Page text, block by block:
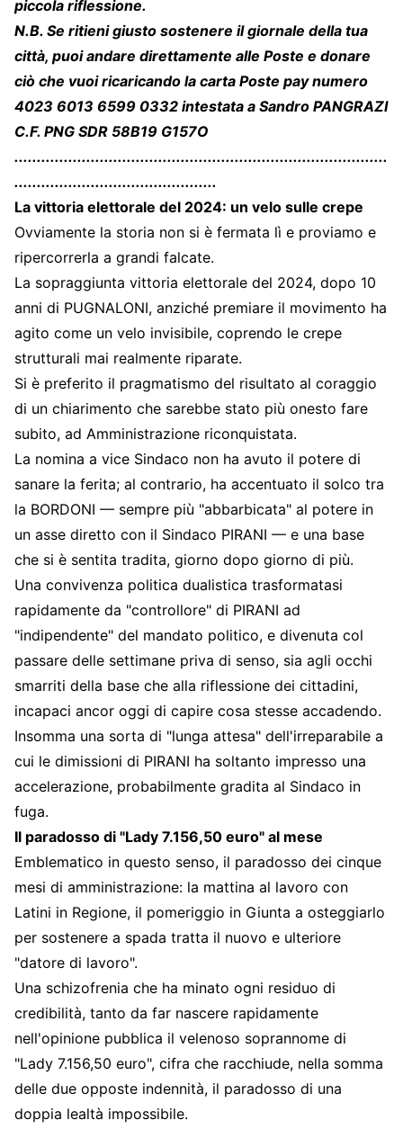
piccola riflessione.
N.B. Se ritieni giusto sostenere il giornale della tua
città, puoi andare direttamente alle Poste e donare
ciò che vuoi ricaricando la carta Poste pay numero
4023 6013 6599 0332 intestata a Sandro PANGRAZI
C.F. PNG SDR 58B19 G157O
...................................................................................
.............................................
La vittoria elettorale del 2024: un velo sulle crepe
Ovviamente la storia non si è fermata lì e proviamo e
ripercorrerla a grandi falcate.
La sopraggiunta vittoria elettorale del 2024, dopo 10
anni di PUGNALONI, anziché premiare il movimento ha
agito come un velo invisibile, coprendo le crepe
strutturali mai realmente riparate.
Si è preferito il pragmatismo del risultato al coraggio
di un chiarimento che sarebbe stato più onesto fare
subito, ad Amministrazione riconquistata.
La nomina a vice Sindaco non ha avuto il potere di
sanare la ferita; al contrario, ha accentuato il solco tra
la BORDONI — sempre più "abbarbicata" al potere in
un asse diretto con il Sindaco PIRANI — e una base
che si è sentita tradita, giorno dopo giorno di più.
Una convivenza politica dualistica trasformatasi
rapidamente da "controllore" di PIRANI ad
"indipendente" del mandato politico, e divenuta col
passare delle settimane priva di senso, sia agli occhi
smarriti della base che alla riflessione dei cittadini,
incapaci ancor oggi di capire cosa stesse accadendo.
Insomma una sorta di "lunga attesa" dell'irreparabile a
cui le dimissioni di PIRANI ha soltanto impresso una
accelerazione, probabilmente gradita al Sindaco in
fuga.
Il paradosso di "Lady 7.156,50 euro" al mese
Emblematico in questo senso, il paradosso dei cinque
mesi di amministrazione: la mattina al lavoro con
Latini in Regione, il pomeriggio in Giunta a osteggiarlo
per sostenere a spada tratta il nuovo e ulteriore
"datore di lavoro".
Una schizofrenia che ha minato ogni residuo di
credibilità, tanto da far nascere rapidamente
nell'opinione pubblica il velenoso soprannome di
"Lady 7.156,50 euro", cifra che racchiude, nella somma
delle due opposte indennità, il paradosso di una
doppia lealtà impossibile.